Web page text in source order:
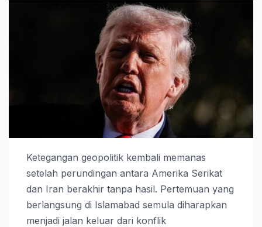
Ketegangan geopolitik kembali memanas
setelah perundingan antara Amerika Serikat
dan Iran berakhir tanpa hasil. Pertemuan yang
berlangsung di Islamabad semula diharapkan
menjadi jalan keluar dari konflik